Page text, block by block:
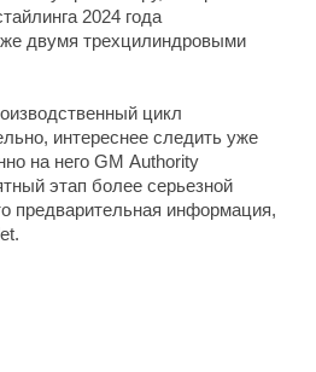
2024 года
же двумя трехцилиндровыми
цикл
интереснее следить уже
на него GM Authority
этап более серьезной
предварительная информация,